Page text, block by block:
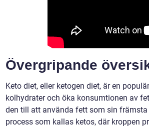
Övergripande
Keto diet, eller ketogen diet, är en
kolhydrater och öka konsumtionen av
den till att använda fett som sin
process som kallas ketos, där kroppen